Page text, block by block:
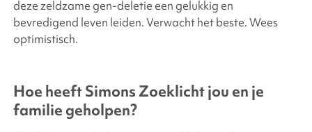
deze zeldzame gen-deletie een gelukkig en
bevredigend leven leiden. Verwacht het beste. Wees
optimistisch.
Hoe heeft Simons Zoeklicht jou en je
familie geholpen?